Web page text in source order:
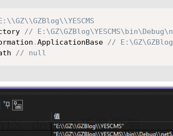
//
.ApplicationBase //
// null